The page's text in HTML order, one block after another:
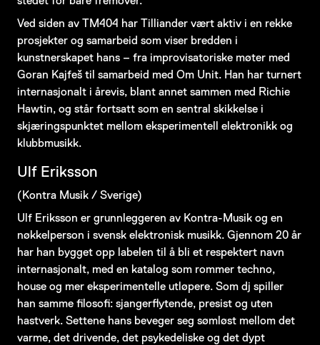
Ved siden av TM404 har Tilliander vært aktiv i en rekke
prosjekter og samarbeid som viser bredden i
kunstnerskapet hans – fra improvisatoriske møter med
Goran Kajfeš til samarbeid med Om Unit. Han har turnert
internasjonalt i årevis, blant annet sammen med Richie
Hawtin, og står fortsatt som en sentral skikkelse i
skjæringspunktet mellom eksperimentell elektronikk og
klubbmusikk.
Ulf Eriksson
(Kontra Musik / Sverige)
Ulf Eriksson er grunnleggeren av Kontra-Musik og en
nøkkelperson i svensk elektronisk musikk. Gjennom 20 år
har han bygget opp labelen til å bli et respektert navn
internasjonalt, med en katalog som rommer techno,
house og mer eksperimentelle utløpere. Som dj spiller
han samme filosofi: sjangerflytende, presist og uten
hastverk. Settene hans beveger seg sømløst mellom det
varme, det drivende, det psykedeliske og det dypt